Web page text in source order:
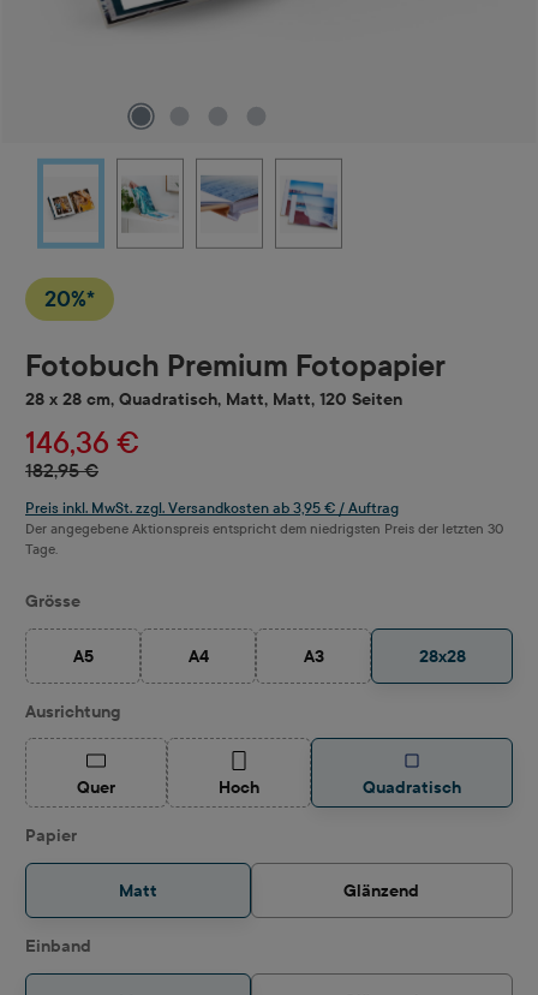
20%*
Fotobuch Premium Fotopapier
28 x 28 cm, Quadratisch, Matt, Matt, 120 Seiten
146,36 €
182,95 €
Preis inkl. MwSt. zzgl. Versandkosten ab 3,95 € / Auftrag
Der angegebene Aktionspreis entspricht dem niedrigsten Preis der letzten 30
Tage.
Grösseauswählen
A5
(Diese Option ist zurzeit nicht verfügbar.)
A4
(Diese Option ist zurzeit nicht verfügbar.)
A3
(Diese Option ist zurzeit nicht
28x28
Ausrichtungauswählen
Quer(Diese Option ist zurzeit nicht verfügbar.)
Hoch(Diese Option ist zurzeit nicht verfügbar.)
Quadratisch
Papierauswählen
Matt Glänzend
Einband